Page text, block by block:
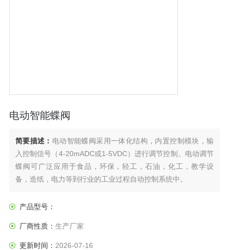
电动智能蝶阀
简要描述： 电动智能蝶阀采用一体化结构，内置控制模块，输
入控制信号（4-20mADC或1-5VDC）进行调节控制。电动调节
蝶阀可广泛应用于食品，环保，轻工，石油，化工，教学设
备，造纸，电力等到行业的工业过程自动控制系统中。
产品型号：
厂商性质： 生产厂家
更新时间： 2026-07-16